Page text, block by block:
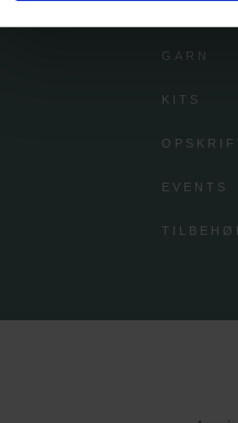
GARN
KITS
EVENTS